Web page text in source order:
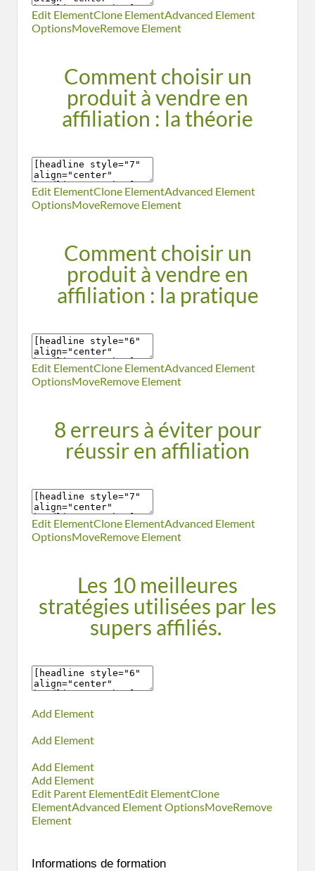
Edit ElementClone ElementAdvanced Element
OptionsMoveRemove Element
Comment choisir un
produit à vendre en
affiliation : la théorie
Edit ElementClone ElementAdvanced Element
OptionsMoveRemove Element
Comment choisir un
produit à vendre en
affiliation : la pratique
Edit ElementClone ElementAdvanced Element
OptionsMoveRemove Element
8 erreurs à éviter pour
réussir en affiliation
Edit ElementClone ElementAdvanced Element
OptionsMoveRemove Element
Les 10 meilleures
stratégies utilisées par les
supers affiliés.
Add Element
Add Element
Add Element
Add Element
Edit Parent ElementEdit ElementClone
ElementAdvanced Element OptionsMoveRemove
Element
Informations de formation